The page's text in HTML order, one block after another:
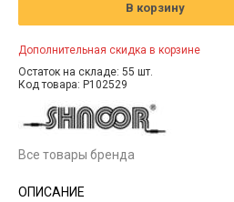
В корзину
Дополнительная скидка в корзине
Остаток на складе: 55 шт.
Код товара: P102529
Все товары бренда
ОПИСАНИЕ